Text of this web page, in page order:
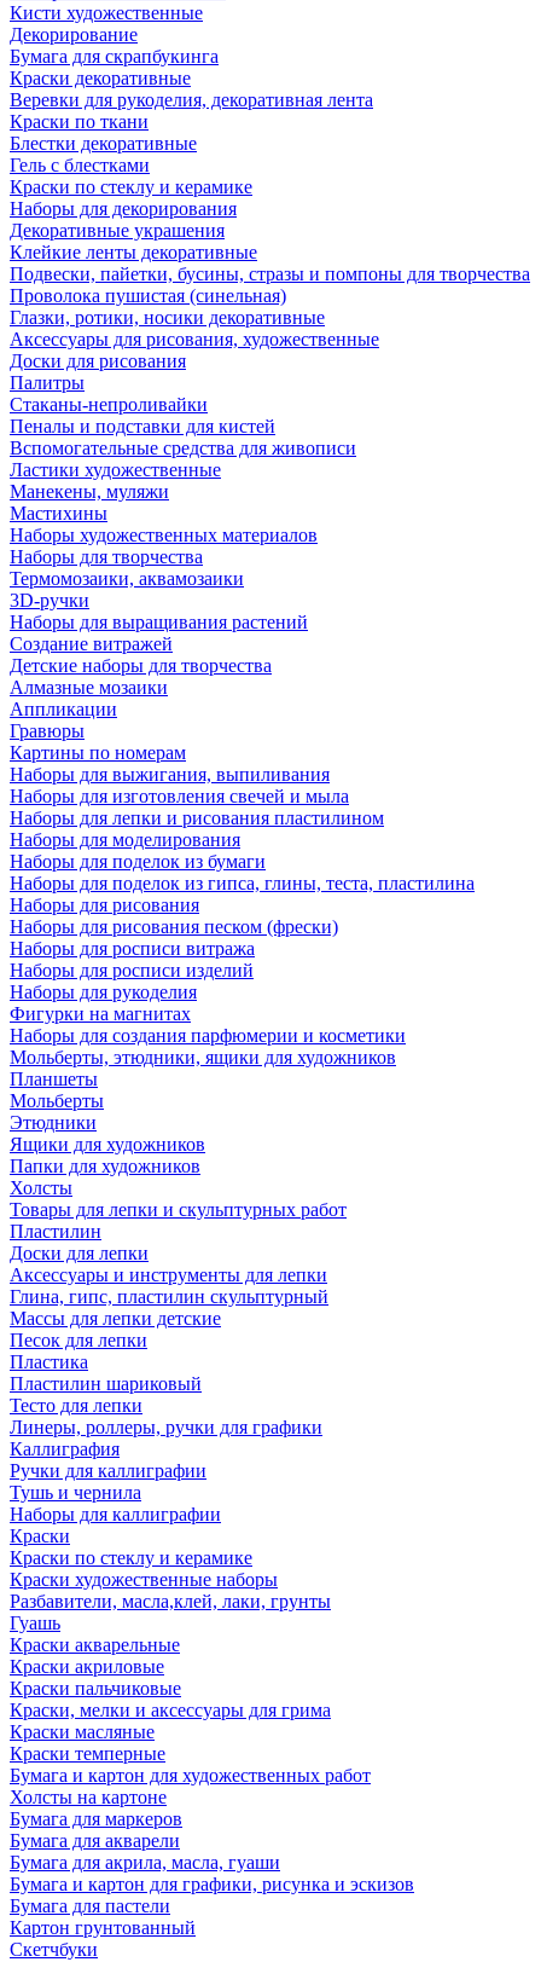
Кисти художественные
Декорирование
Бумага для скрапбукинга
Краски декоративные
Веревки для рукоделия, декоративная лента
Краски по ткани
Блестки декоративные
Гель с блестками
Краски по стеклу и керамике
Наборы для декорирования
Декоративные украшения
Клейкие ленты декоративные
Подвески, пайетки, бусины, стразы и помпоны для творчества
Проволока пушистая (синельная)
Глазки, ротики, носики декоративные
Аксессуары для рисования, художественные
Доски для рисования
Палитры
Стаканы-непроливайки
Пеналы и подставки для кистей
Вспомогательные средства для живописи
Ластики художественные
Манекены, муляжи
Мастихины
Наборы художественных материалов
Наборы для творчества
Термомозаики, аквамозаики
3D-ручки
Наборы для выращивания растений
Создание витражей
Детские наборы для творчества
Алмазные мозаики
Аппликации
Гравюры
Картины по номерам
Наборы для выжигания, выпиливания
Наборы для изготовления свечей и мыла
Наборы для лепки и рисования пластилином
Наборы для моделирования
Наборы для поделок из бумаги
Наборы для поделок из гипса, глины, теста, пластилина
Наборы для рисования
Наборы для рисования песком (фрески)
Наборы для росписи витража
Наборы для росписи изделий
Наборы для рукоделия
Фигурки на магнитах
Наборы для создания парфюмерии и косметики
Мольберты, этюдники, ящики для художников
Планшеты
Мольберты
Этюдники
Ящики для художников
Папки для художников
Холсты
Товары для лепки и скульптурных работ
Пластилин
Доски для лепки
Аксессуары и инструменты для лепки
Глина, гипс, пластилин скульптурный
Массы для лепки детские
Песок для лепки
Пластика
Пластилин шариковый
Тесто для лепки
Линеры, роллеры, ручки для графики
Каллиграфия
Ручки для каллиграфии
Тушь и чернила
Наборы для каллиграфии
Краски
Краски по стеклу и керамике
Краски художественные наборы
Разбавители, масла,клей, лаки, грунты
Гуашь
Краски акварельные
Краски акриловые
Краски пальчиковые
Краски, мелки и аксессуары для грима
Краски масляные
Краски темперные
Бумага и картон для художественных работ
Холсты на картоне
Бумага для маркеров
Бумага для акварели
Бумага для акрила, масла, гуаши
Бумага и картон для графики, рисунка и эскизов
Бумага для пастели
Картон грунтованный
Скетчбуки